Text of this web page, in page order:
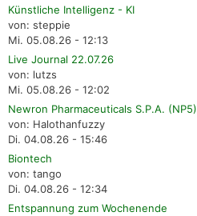
Künstliche Intelligenz - KI
von: steppie
Mi. 05.08.26 - 12:13
Live Journal 22.07.26
von: lutzs
Mi. 05.08.26 - 12:02
Newron Pharmaceuticals S.P.A. (NP5)
von: Halothanfuzzy
Di. 04.08.26 - 15:46
Biontech
von: tango
Di. 04.08.26 - 12:34
Entspannung zum Wochenende